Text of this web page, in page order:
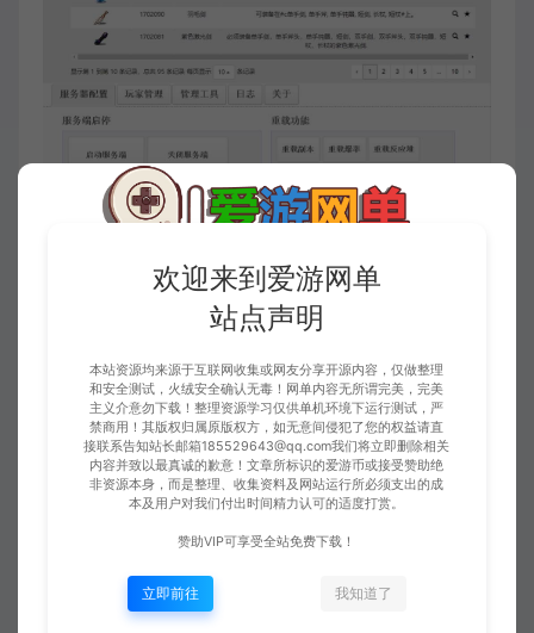
欢迎来到爱游网单
站点声明
本站资源均来源于互联网收集或网友分享开源内容，仅做整理
和安全测试，火绒安全确认无毒！网单内容无所谓完美，完美
主义介意勿下载！整理资源学习仅供单机环境下运行测试，严
禁商用！其版权归属原版权方，如无意间侵犯了您的权益请直
接联系告知站长邮箱185529643@qq.com我们将立即删除相关
内容并致以最真诚的歉意！文章所标识的爱游币或接受赞助绝
非资源本身，而是整理、收集资料及网站运行所必须支出的成
本及用户对我们付出时间精力认可的适度打赏。
赞助VIP可享受全站免费下载！
立即前往 我知道了